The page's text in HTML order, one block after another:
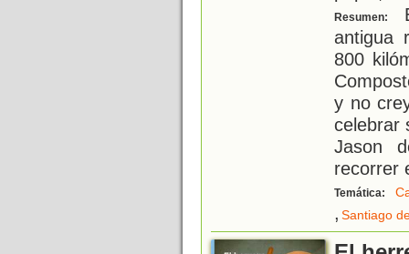
Resumen:
antigua
800
y no
celebrar
Jason
recorrer
Temática:
, Santiago